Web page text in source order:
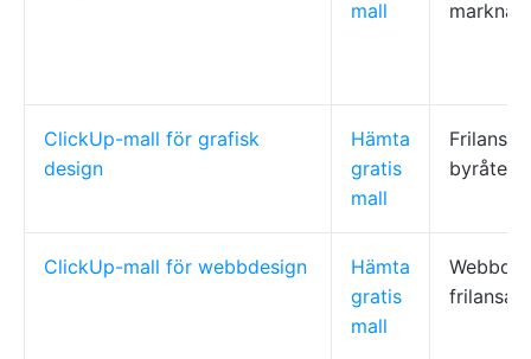
mall
ClickUp-mall för grafisk
design
Hämta
gratis
mall
ClickUp-mall för webbdesign
Hämta
gratis
mall
frilansare